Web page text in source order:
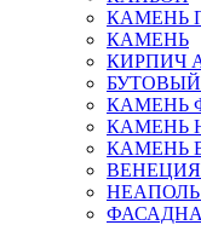
КАМЕНЬ
КАМЕНЬ
КИРПИЧ
КАМЕНЬ
КАМЕНЬ
КАМЕНЬ